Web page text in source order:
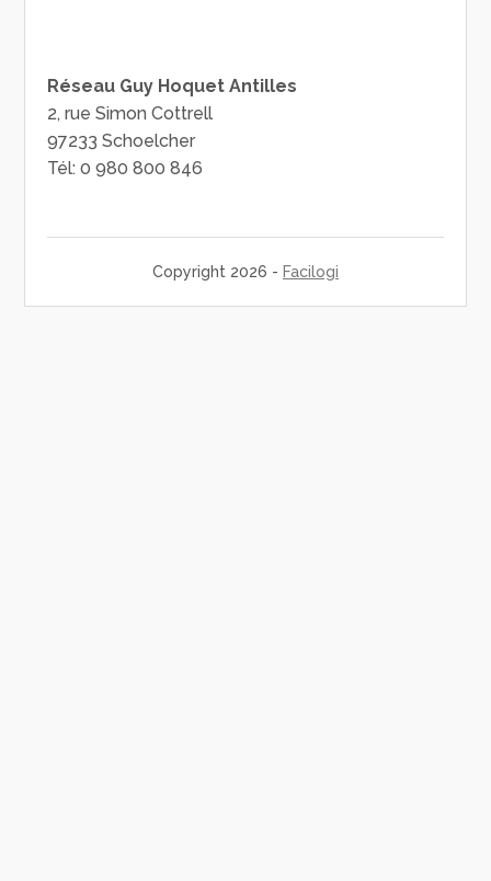
Réseau Guy Hoquet Antilles
2, rue Simon Cottrell
97233 Schoelcher
Tél: 0 980 800 846
Copyright 2026 - Facilogi